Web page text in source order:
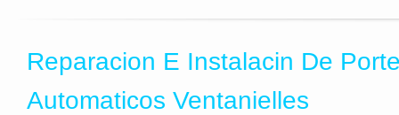
Reparacion E Instalacin De
Automaticos Ventanielles